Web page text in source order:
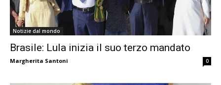
Notizie dal mondo
Brasile: Lula inizia il suo terzo mandato
Margherita Santoni 0